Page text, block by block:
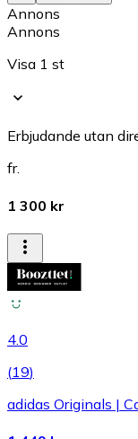
Annons
Annons
Visa 1 st
Erbjudande utan
fr.
1 300 kr
4.0
(19)
adidas Originals |